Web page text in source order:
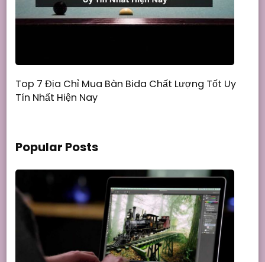
Top 7 Địa Chỉ Mua Bàn Bida Chất Lượng Tốt Uy
Tín Nhất Hiện Nay
Popular Posts